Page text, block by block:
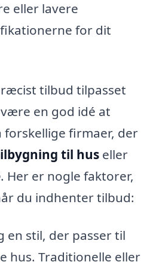
eller lavere
for dit
tilbud tilpasset
en god idé at
firmaer, der
til hus eller
. Her er nogle faktorer,
du indhenter tilbud:
en stil, der passer til
hus. Traditionelle eller